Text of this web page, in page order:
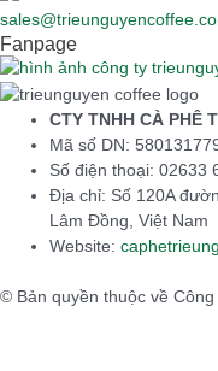
Fanpage
CTY TNHH CÀ PHÊ
Mã số DN:
Số điện thoại: 02633
Địa chỉ: Số 120A
Lâm Đồng, Việt Nam
Website:
© Bản quyền thuộc về